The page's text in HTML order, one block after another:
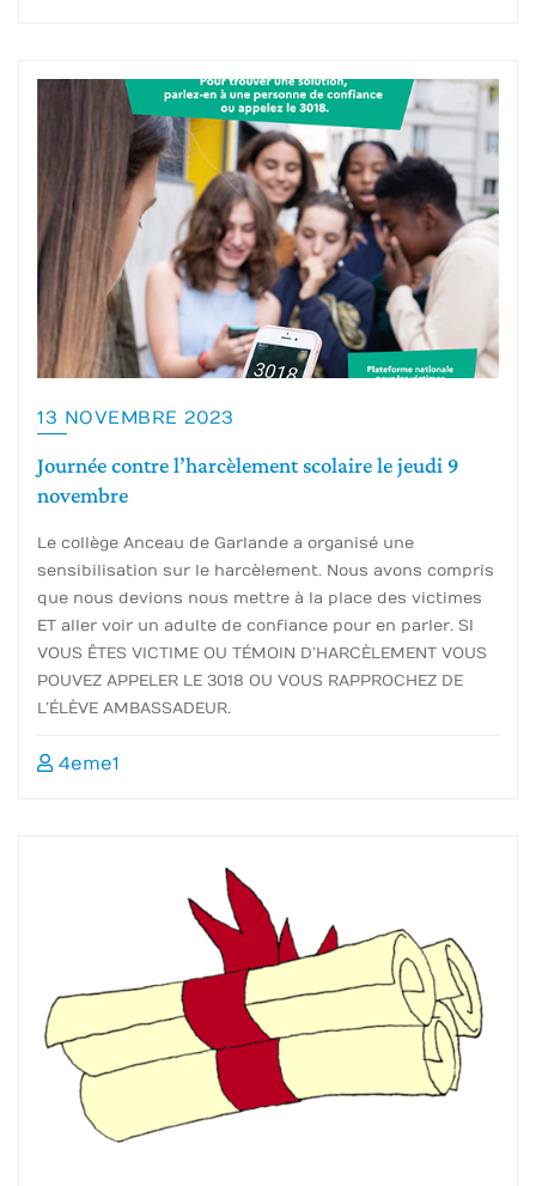
13 NOVEMBRE 2023
Journée contre l’harcèlement scolaire le jeudi 9
novembre
Le collège Anceau de Garlande a organisé une
sensibilisation sur le harcèlement. Nous avons compris
que nous devions nous mettre à la place des victimes
ET aller voir un adulte de confiance pour en parler. SI
VOUS ÊTES VICTIME OU TÉMOIN D’HARCÈLEMENT VOUS
POUVEZ APPELER LE 3018 OU VOUS RAPPROCHEZ DE
L’ÉLÈVE AMBASSADEUR.
4eme1